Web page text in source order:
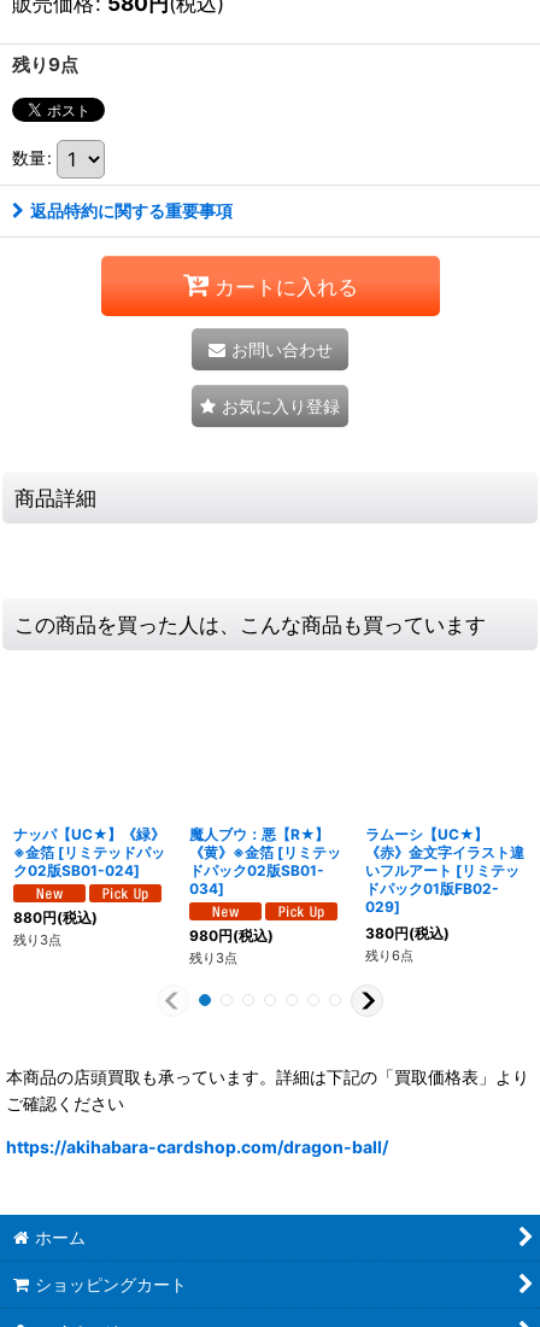
残り9点
数量:
返品特約に関する重要事項
カートに入れる
お問い合わせ
お気に入り登録
商品詳細
この商品を買った人は、こんな商品も買っています
ナッパ【UC★】《緑》
※金箔 [リミテッドパッ
ク02版SB01-024]
880円(税込)
残り3点
魔人ブウ：悪【R★】
《黄》※金箔 [リミテッ
ドパック02版SB01-
034]
980円(税込)
残り3点
ラムーシ【UC★】
《赤》金文字イラスト違
いフルアート [リミテッ
ドパック01版FB02-
029]
380円(税込)
残り6点
本商品の店頭買取も承っています。詳細は下記の「買取価格表」より
ご確認ください
https://akihabara-cardshop.com/dragon-ball/
ホーム
ショッピングカート